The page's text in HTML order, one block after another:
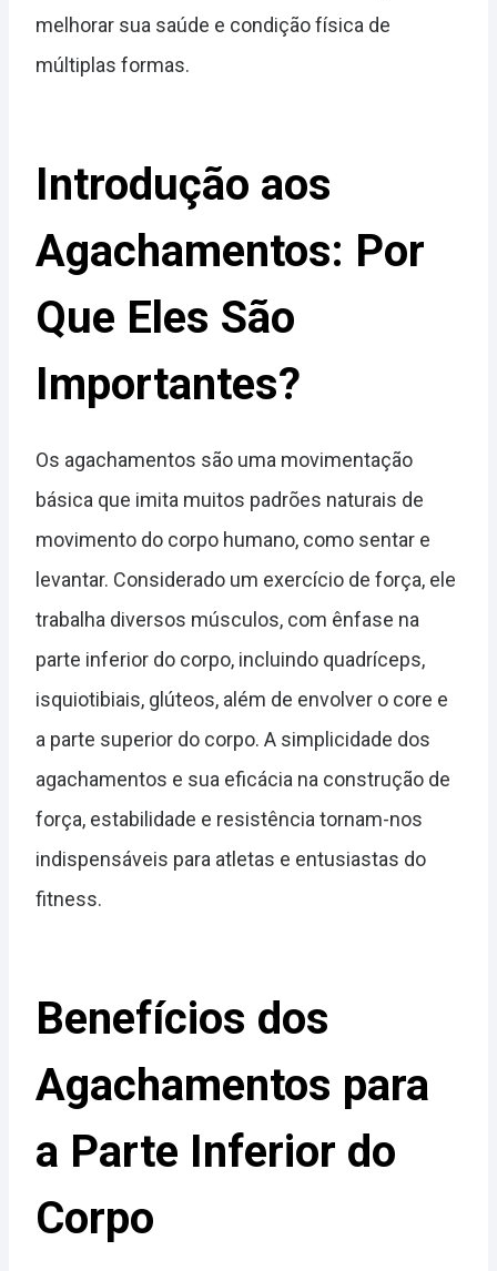
melhorar sua saúde e condição física de
múltiplas formas.
Introdução aos
Agachamentos: Por
Que Eles São
Importantes?
Os agachamentos são uma movimentação
básica que imita muitos padrões naturais de
movimento do corpo humano, como sentar e
levantar. Considerado um exercício de força, ele
trabalha diversos músculos, com ênfase na
parte inferior do corpo, incluindo quadríceps,
isquiotibiais, glúteos, além de envolver o core e
a parte superior do corpo. A simplicidade dos
agachamentos e sua eficácia na construção de
força, estabilidade e resistência tornam-nos
indispensáveis para atletas e entusiastas do
fitness.
Benefícios dos
Agachamentos para
a Parte Inferior do
Corpo